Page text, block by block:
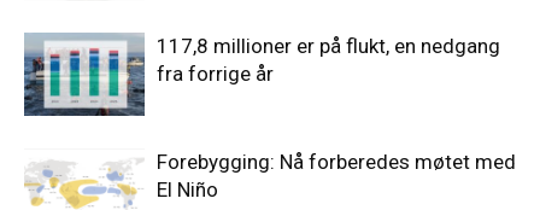
117,8 millioner er på flukt, en nedgang
fra forrige år
Forebygging: Nå forberedes møtet med
El Niño